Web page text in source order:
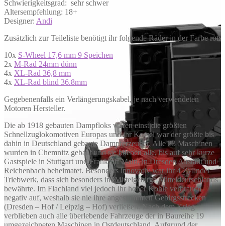
Schwierigkeitsgrad: sehr schwer
Altersempfehlung: 18+
Designer: Andi
Zusätzlich zur Teileliste benötigt ihr folgende Räder in der Farbe rot:
10x S-Wheel 17,6 mm 9 Speichen
2x M-Rad 24mm dünn
4x XL-Rad 36,8 mm
4x XL-Rad blind 36.8mm
Gegebenenfalls ein Verlängerungskabel, je nach verwendeten
Motoren Hersteller.
Die ab 1918 gebauten Dampfloks waren einst die größten
Schnellzuglokomotiven Europas und ihr Kessel war der größte bis
dahin in Deutschland gebaute Dampferzeuger. Alle 23 Maschinen
wurden in Chemnitz gebaut und sie blieben alle, bis auf sehr kurze
Gastspiele in Stuttgart und Frankfurt Main, in Dresden Altstadt und
Reichenbach beheimatet. Besonders innovativ war ihr 4 Zylinder
Triebwerk, dass sich besonders im Mittelgebirge Mitteldeutschlands
bewährte. Im Flachland viel jedoch ihr hoher Kohle verbrauch
negativ auf, weshalb sie nie ihre angestammten Gebirgsstrecken
(Dresden – Hof / Leipzig – Hof) verließen. Nach dem Krieg
verblieben auch alle überlebende Fahrzeuge der in Baureihe 19